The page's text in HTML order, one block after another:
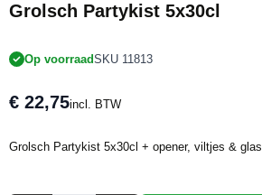
Grolsch Partykist 5x30cl
Op voorraadSKU 11813
€ 22,75incl. BTW
Grolsch Partykist 5x30cl + opener, viltjes & glas